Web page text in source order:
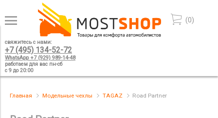
(0)
свяжитесь с нами:
+7 (495) 134-52-72
WhatsApp +7 (929) 989-14-48
работаем для вас пн-сб
с 9 до 20:00
Главная Модельные чехлы TAGAZ Road Partner